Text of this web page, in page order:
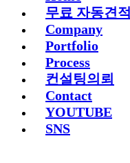
무료 자동견적
Company
Portfolio
Process
컨설팅의뢰
Contact
YOUTUBE
SNS